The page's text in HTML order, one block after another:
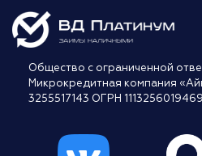
Общество с ограниченной
Микрокредитная компания
3255517143 ОГРН 1113256019469